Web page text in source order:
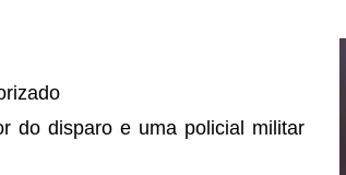
do disparo e uma policial militar